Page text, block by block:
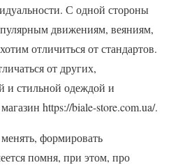
С одной стороны
движениям, веяниям,
отличиться от стандартов.
от других,
и стильной одеждой и
https://biale-store.com.ua/.
формировать
помня, при этом, про